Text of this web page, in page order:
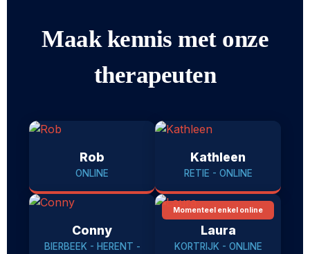
Maak kennis met onze
therapeuten
Rob
ONLINE
Kathleen
RETIE - ONLINE
Conny
BIERBEEK - HERENT -
Momenteel enkel online
Laura
KORTRIJK - ONLINE